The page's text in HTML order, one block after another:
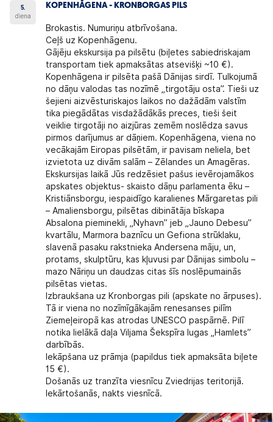
5.
diena
KOPENHĀGENA - KRONBORGAS PILS
Brokastis. Numuriņu atbrīvošana.
Ceļš uz Kopenhāgenu.
Gājēju ekskursija pa pilsētu (biļetes sabiedriskajam
transportam tiek apmaksātas atsevišķi ~10 €).
Kopenhāgena ir pilsēta pašā Dānijas sirdī. Tulkojumā
no dāņu valodas tas nozīmē „tirgotāju osta”. Tieši uz
šejieni aizvēsturiskajos laikos no dažādām valstīm
tika piegādātas visdažādākās preces, tieši šeit
veiklie tirgotāji no aizjūras zemēm noslēdza savus
pirmos darījumus ar dāņiem. Kopenhāgena, viena no
vecākajām Eiropas pilsētām, ir pavisam neliela, bet
izvietota uz divām salām – Zēlandes un Amagēras.
Ekskursijas laikā Jūs redzēsiet pašus ievērojamākos
apskates objektus- skaisto dāņu parlamenta ēku –
Kristiānsborgu, iespaidīgo karalienes Mārgaretas pili
– Amaliensborgu, pilsētas dibinātāja bīskapa
Absalona pieminekli, „Nyhavn” jeb „Jauno Debesu”
kvartālu, Marmora baznīcu un Gefiona strūklaku,
slavenā pasaku rakstnieka Andersena māju, un,
protams, skulptūru, kas kļuvusi par Dānijas simbolu –
mazo Nāriņu un daudzas citas šīs noslēpumainās
pilsētas vietas.
Izbraukšana uz Kronborgas pili (apskate no ārpuses).
Tā ir viena no nozīmīgākajām renesanses pilīm
Ziemeļeiropā kas atrodas UNESCO paspārnē. Pilī
notika lielākā daļa Viljama Šekspīra lugas „Hamlets”
darbībās.
Iekāpšana uz prāmja (papildus tiek apmaksāta biļete
15 €).
Došanās uz tranzīta viesnīcu Zviedrijas teritorijā.
Iekārtošanās, nakts viesnīcā.